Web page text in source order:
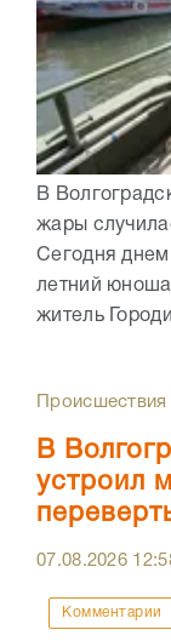
В
жары
Сегодня днем
летний
житель
Происшествия
В
устроил
07.08.2026
Комментарии